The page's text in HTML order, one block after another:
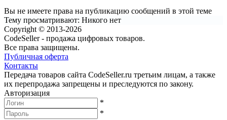
Вы не имеете права на публикацию сообщений в этой теме
Тему просматривают: Никого нет
Copyright © 2013-2026
CodeSeller - продажа цифровых товаров.
Все права защищены.
Публичная оферта
Контакты
Передача товаров сайта CodeSeller.ru третьим лицам, а также
их перепродажа запрещены и преследуются по закону.
Авторизация
*
*